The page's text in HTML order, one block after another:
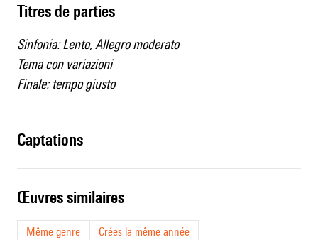
Titres de parties
Sinfonia: Lento, Allegro moderato
Tema con variazioni
Finale: tempo giusto
captations
œuvres similaires
Même genre
Crées la même année